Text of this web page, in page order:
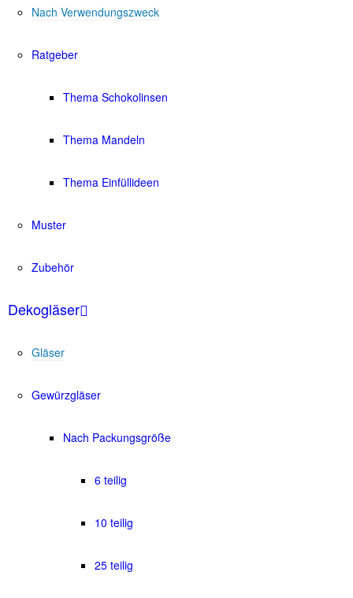
Nach Verwendungszweck
Ratgeber
Thema Schokolinsen
Thema Mandeln
Thema Einfüllideen
Muster
Zubehör
Dekogläser
Gläser
Gewürzgläser
Nach Packungsgröße
6 teilig
10 teilig
25 teilig